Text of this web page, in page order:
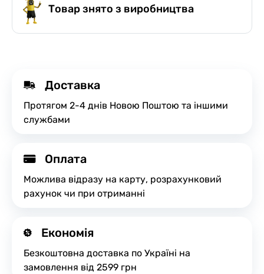
Товар знято з виробництва
Доставка
Протягом 2-4 днів Новою Поштою та іншими
службами
Оплата
Можлива відразу на карту, розрахунковий
рахунок чи при отриманні
Економія
Безкоштовна доставка по Україні на
замовлення від 2599 грн